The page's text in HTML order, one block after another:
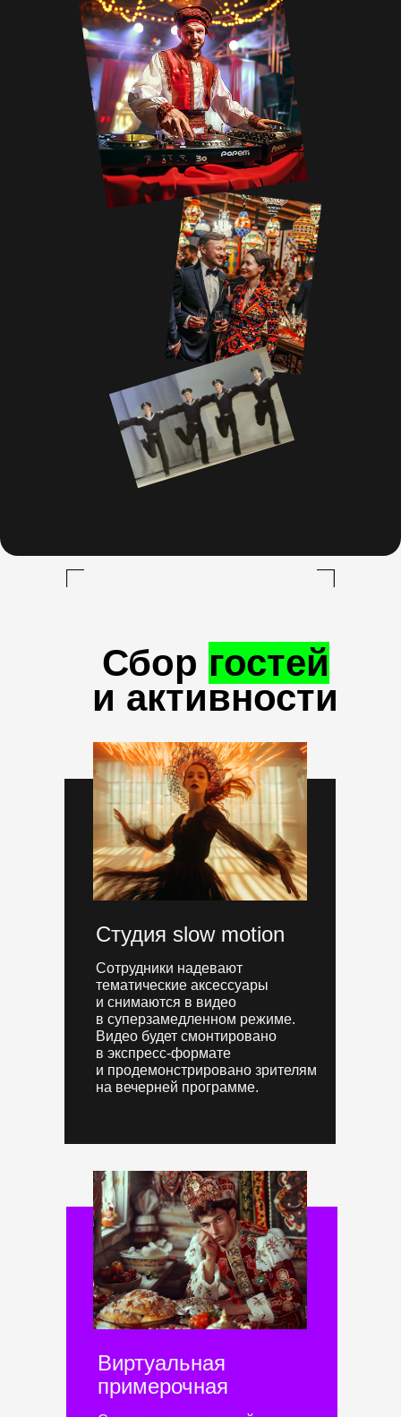
Сбор гостей
и активности
Студия slow motion
Сотрудники надевают
тематические аксессуары
и снимаются в видео
в суперзамедленном режиме.
Видео будет смонтировано
в экспресс-формате
и продемонстрировано зрителям
на вечерней программе.
Виртуальная
примерочная